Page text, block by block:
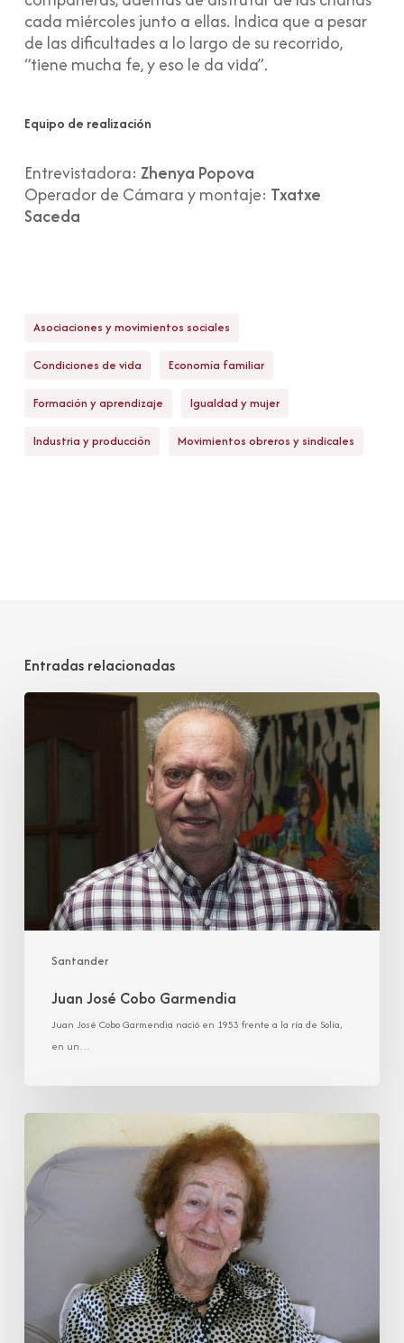
cada miércoles junto a ellas. Indica que a pesar
de las dificultades a lo largo de su recorrido,
“tiene mucha fe, y eso le da vida”.
Equipo de realización
Entrevistadora: Zhenya Popova
Operador de Cámara y montaje: Txatxe
Saceda
Asociaciones y movimientos sociales
Condiciones de vida Economía familiar
Formación y aprendizaje Igualdad y mujer
Industria y producción Movimientos obreros y sindicales
Entradas relacionadas
Santander
Juan
Juan José Cobo Garmendia
Juan José Cobo Garmendia nació en 1953 frente a la ría de Solía,
en un…
María
González
Ortiz